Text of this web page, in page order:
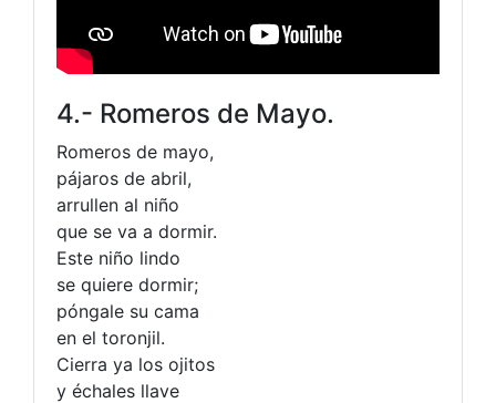
4.- Romeros de Mayo.
Romeros de mayo,
pájaros de abril,
arrullen al niño
que se va a dormir.
Este niño lindo
se quiere dormir;
póngale su cama
en el toronjil.
Cierra ya los ojitos
y échales llave